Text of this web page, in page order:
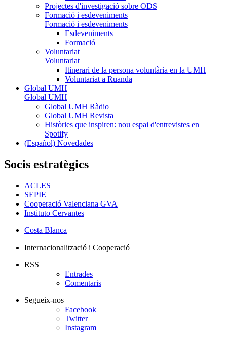
Projectes d'investigació sobre ODS
Formació i esdeveniments
Formació i esdeveniments
Esdeveniments
Formació
Voluntariat
Voluntariat
Itinerari de la persona voluntària en la UMH
Voluntariat a Ruanda
Global UMH
Global UMH
Global UMH Ràdio
Global UMH Revista
Històries que inspiren: nou espai d'entrevistes en
Spotify
(Español) Novedades
Socis estratègics
ACLES
SEPIE
Cooperació Valenciana GVA
Instituto Cervantes
Costa Blanca
Internacionalització i Cooperació
RSS
Entrades
Comentaris
Segueix-nos
Facebook
Twitter
Instagram